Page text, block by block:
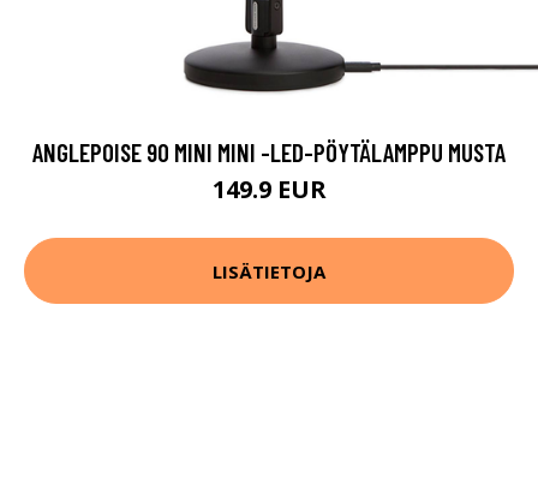
ANGLEPOISE 90 MINI MINI -LED-PÖYTÄLAMPPU MUSTA
149.9 EUR
LISÄTIETOJA